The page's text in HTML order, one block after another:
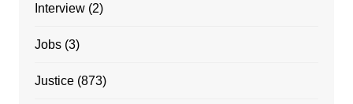
Interview(2)
Jobs(3)
Justice(873)